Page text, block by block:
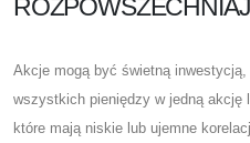
Akcje mogą być świetną
wszystkich pieniędzy w jedną akcję
które mają niskie lub ujemne